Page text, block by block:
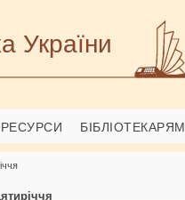
України
РЕСУРСИ БІБЛІОТЕКАРЯМ